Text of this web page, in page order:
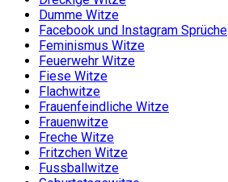
Dumme Witze
Facebook und Instagram Sprüche
Feminismus Witze
Feuerwehr Witze
Fiese Witze
Flachwitze
Frauenfeindliche Witze
Frauenwitze
Freche Witze
Fritzchen Witze
Fussballwitze